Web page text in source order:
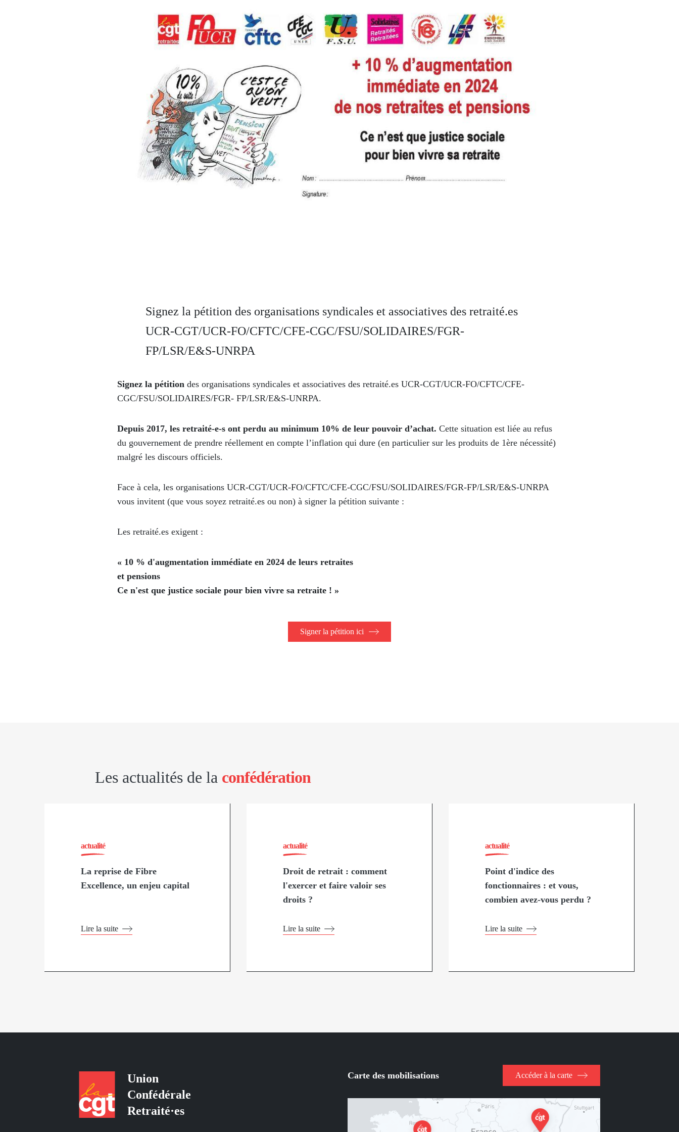
Signez la pétition des organisations syndicales et associatives des retraité.es
UCR-CGT/UCR-FO/CFTC/CFE-CGC/FSU/SOLIDAIRES/FGR-
FP/LSR/E&S-UNRPA
Signez la pétition des organisations syndicales et associatives des retraité.es UCR-CGT/UCR-FO/CFTC/CFE-
CGC/FSU/SOLIDAIRES/FGR- FP/LSR/E&S-UNRPA.
Depuis 2017, les retraité-e-s ont perdu au minimum 10% de leur pouvoir d’achat. Cette situation est liée au refus
du gouvernement de prendre réellement en compte l’inflation qui dure (en particulier sur les produits de 1ère nécessité)
malgré les discours officiels.
Face à cela, les organisations UCR-CGT/UCR-FO/CFTC/CFE-CGC/FSU/SOLIDAIRES/FGR-FP/LSR/E&S-UNRPA
vous invitent (que vous soyez retraité.es ou non) à signer la pétition suivante :
Les retraité.es exigent :
« 10 % d'augmentation immédiate en 2024 de leurs retraites
et pensions
Ce n'est que justice sociale pour bien vivre sa retraite ! »
Signer la pétition ici
Les actualités de la confédération
actualité
La reprise de Fibre
Excellence, un enjeu capital
Lire la suite
actualité
Droit de retrait : comment
l'exercer et faire valoir ses
droits ?
Lire la suite
actualité
Point d'indice des
fonctionnaires : et vous,
combien avez-vous perdu ?
Lire la suite
Union
Confédérale
Retraité·es
Carte des mobilisations Accéder à la carte